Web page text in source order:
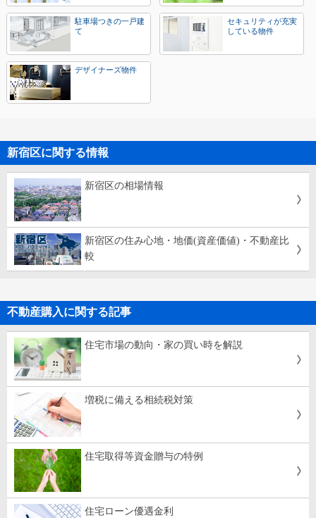
駐車場つきの一戸建
て
セキュリティが充実
している物件
デザイナーズ物件
新宿区に関する情報
新宿区の相場情報
新宿区の住み心地・地価(資産価値)・不動産比
較
不動産購入に関する記事
住宅市場の動向・家の買い時を解説
増税に備える相続税対策
住宅取得等資金贈与の特例
住宅ローン優遇金利